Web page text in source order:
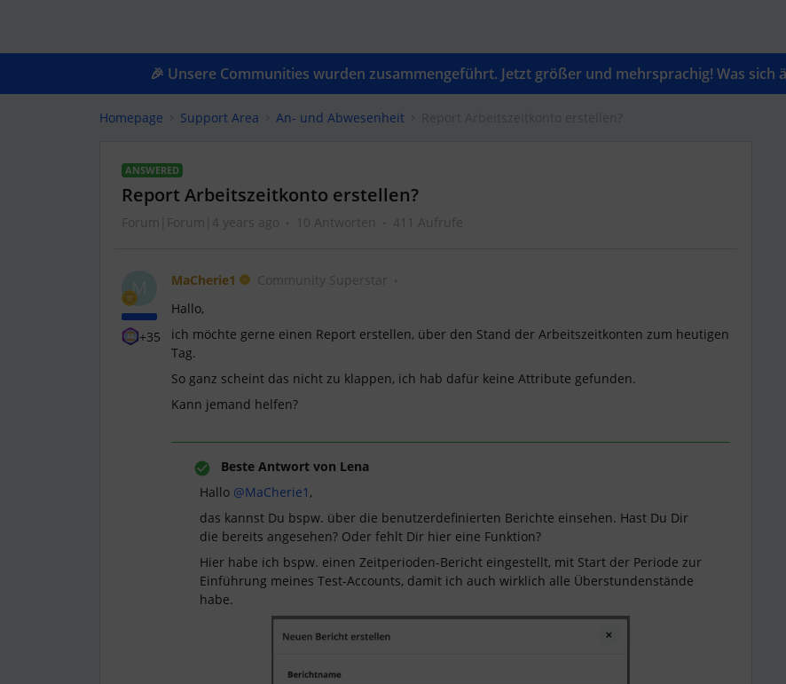
🎉 Unsere Communities wurden zusammengeführt. Jetzt größer und mehrsprachig! Was sich
Homepage Support Area An- und Abwesenheit
ANSWERED
Report Arbeitszeitkonto erstellen?
Forum|Forum|4 years ago 10 Antworten 411 Aufrufe
M
+35
MaCherie1
Community Superstar
Hallo,
ich möchte gerne einen Report erstellen, über den Stand der Arbeitszeitkonten zum heutigen
Tag.
So ganz scheint das nicht zu klappen, ich hab dafür keine Attribute gefunden.
Kann jemand helfen?
Beste Antwort von Lena
Hallo @MaCherie1 ,
das kannst Du bspw. über die benutzerdefinierten Berichte einsehen. Hast Du Dir
die bereits angesehen? Oder fehlt Dir hier eine Funktion?
Hier habe ich bspw. einen Zeitperioden-Bericht eingestellt, mit Start der Periode zur
Einführung meines Test-Accounts, damit ich auch wirklich alle Überstundenstände
habe.